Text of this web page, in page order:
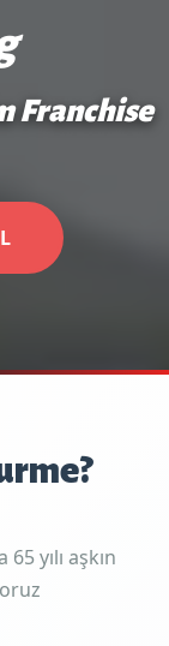
Franchise
yılı aşkın